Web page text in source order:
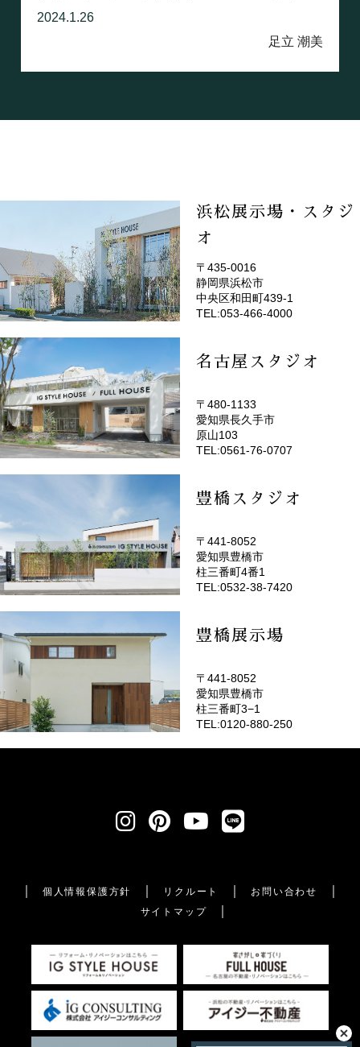
2024.1.26
足立 潮美
浜松展示場・スタジ
オ
(EMOTOP浜松)
〒435-0016
静岡県浜松市
中央区和田町439-1
TEL:053-466-4000
名古屋スタジオ
(EMOTOP名古屋)
〒480-1133
愛知県長久手市
原山103
TEL:0561-76-0707
豊橋スタジオ
(EMOTOP豊橋)
〒441-8052
愛知県豊橋市
柱三番町4番1
TEL:0532-38-7420
豊橋展示場
〒441-8052
愛知県豊橋市
柱三番町3−1
TEL:0120-880-250
個人情報保護方針 リクルート
お問い合わせ
サイトマップ